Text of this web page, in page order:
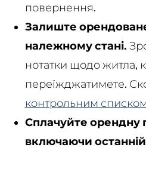
повернення.
Залиште
належному стані.
нотатки щодо житла,
переїжджатимете.
контрольним
Сплачуйте орендну
включаючи